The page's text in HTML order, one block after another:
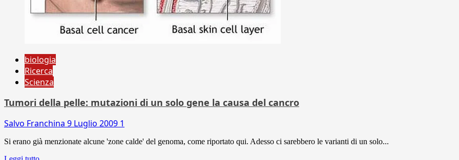
biologia
Ricerca
Scienza
Tumori della pelle: mutazioni di un solo gene la causa del cancro
Salvo Franchina 9 Luglio 2009 1
Si erano già menzionate alcune 'zone calde' del genoma, come riportato qui. Adesso ci sarebbero le varianti di un solo...